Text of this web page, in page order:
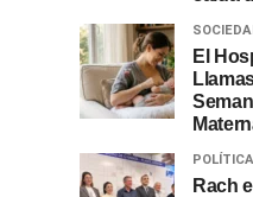
El
POLÍTICA
Rach